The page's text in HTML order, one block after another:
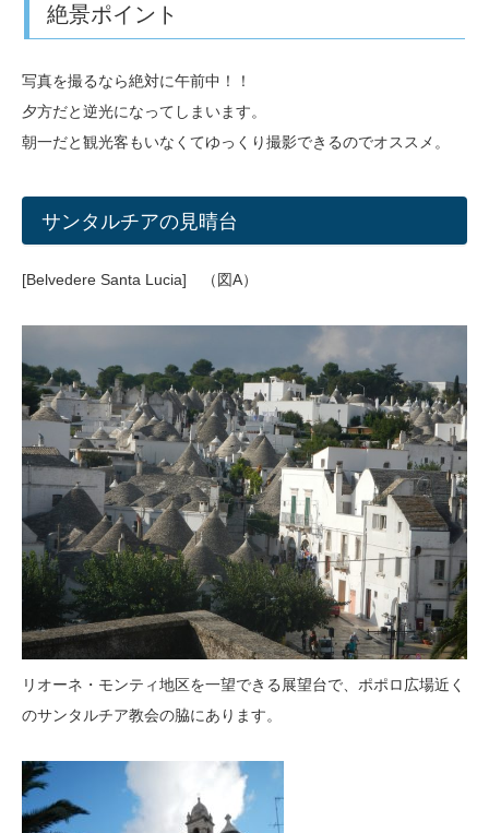
絶景ポイント
写真を撮るなら絶対に午前中！！
夕方だと逆光になってしまいます。
朝一だと観光客もいなくてゆっくり撮影できるのでオススメ。
サンタルチアの見晴台
[Belvedere Santa Lucia] （図A）
リオーネ・モンティ地区を一望できる展望台で、ポポロ広場近く
のサンタルチア教会の脇にあります。